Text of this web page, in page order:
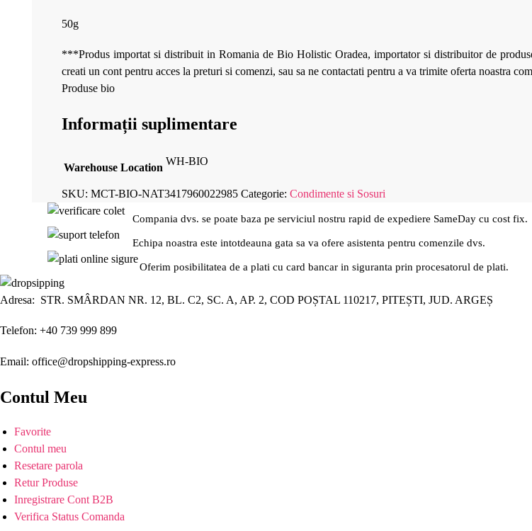
50g
***Produs importat si distribuit in Romania de Bio Holistic Oradea, importator si distribuitor de
creati un cont pentru acces la preturi si comenzi, sau sa ne contactati pentru a va trimite oferta noastra
Produse bio
Informații suplimentare
Warehouse Location
WH-BIO
SKU: MCT-BIO-NAT3417960022985 Categorie: Condimente si Sosuri
Compania dvs. se poate baza pe serviciul nostru rapid de expediere SameDay cu cost fix.
Echipa noastra este intotdeauna gata sa va ofere asistenta pentru comenzile dvs.
Oferim posibilitatea de a plati cu card bancar in siguranta prin procesatorul de plati.
Adresa: STR. SMÂRDAN NR. 12, BL. C2, SC. A, AP. 2, COD POȘTAL 110217, PITEȘTI, JUD. ARGEȘ
Telefon: +40 739 999 899
Email: office@dropshipping-express.ro
Contul Meu
Favorite
Contul meu
Resetare parola
Retur Produse
Inregistrare Cont B2B
Verifica Status Comanda